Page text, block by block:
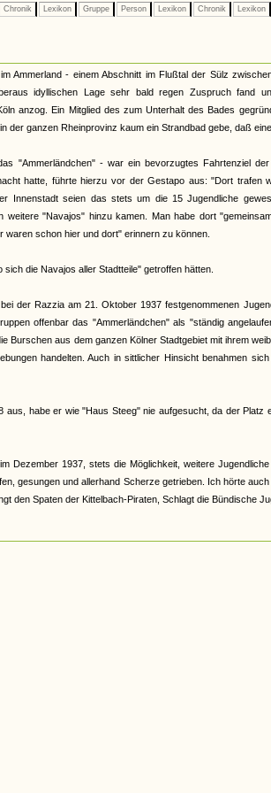
Chronik Lexikon Gruppe Person Lexikon Chronik Lexikon
Ammerland - einem Abschnitt im Flußtal der Sülz
idyllischen Lage sehr bald regen Zuspruch fand
anzog. Ein Mitglied des zum Unterhalt des Bades
der ganzen Rheinprovinz kaum ein Strandbad gebe, daß
"Ammerländchen" - war ein bevorzugtes Fahrtenziel der
hatte, führte hierzu vor der Gestapo aus: "Dort trafen
Innenstadt seien das stets um die 15 Jugendliche
weitere "Navajos" hinzu kamen. Man habe dort
schon hier und dort" erinnern zu können.
die Navajos aller Stadtteile" getroffen hätten.
der Razzia am 21. Oktober 1937 festgenommenen
offenbar das "Ammerländchen" als "ständig
aus dem ganzen Kölner Stadtgebiet mit ihrem
handelten. Auch in sittlicher Hinsicht benahmen
habe er wie "Haus Steeg" nie aufgesucht, da der Platz
Dezember 1937, stets die Möglichkeit, weitere
gesungen und allerhand Scherze getrieben. Ich hörte
den Spaten der Kittelbach-Piraten, Schlagt die Bündische